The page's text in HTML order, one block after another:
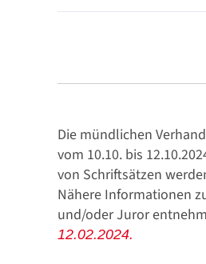
Stellenmarkt
Die mündlichen
vom 10.10. bis
von Schriftsätzen
Nähere Informationen
und/oder Juror
12.02.2024.